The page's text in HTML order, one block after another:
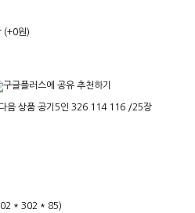
(+0원)
추천하기
다음 상품 공기5인 326 114 116 /25장
* 302 * 85)